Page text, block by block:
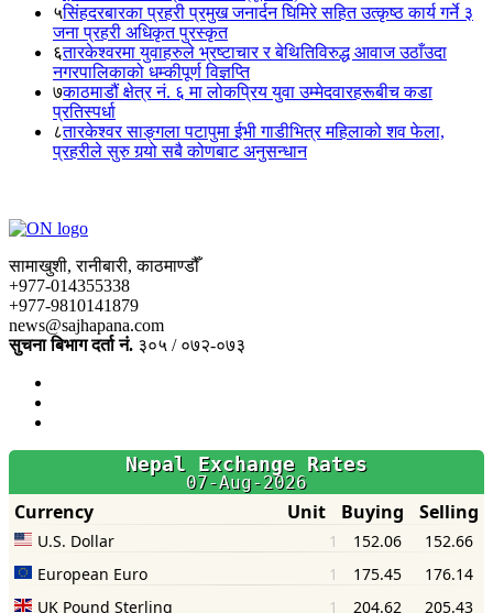
५सिंहदरबारका प्रहरी प्रमुख जनार्दन घिमिरे सहित उत्कृष्ठ कार्य गर्ने ३
जना प्रहरी अधिकृत पुरस्कृत
६तारकेश्वरमा युवाहरुले भ्रष्टाचार र बेथितिविरुद्ध आवाज उठाँउदा
नगरपालिकाको धम्कीपूर्ण विज्ञप्ति
७काठमाडौं क्षेत्र नं. ६ मा लोकप्रिय युवा उम्मेदवारहरूबीच कडा
प्रतिस्पर्धा
८तारकेश्वर साङ्गला पटापुमा ईभी गाडीभित्र महिलाको शव फेला,
प्रहरीले सुरु गर्‍यो सबै कोणबाट अनुसन्धान
सामाखुशी, रानीबारी, काठमाण्डौँ
+977-014355338
+977-9810141879
news@sajhapana.com
सुचना बिभाग दर्ता नं. ३०५ / ०७२-०७३